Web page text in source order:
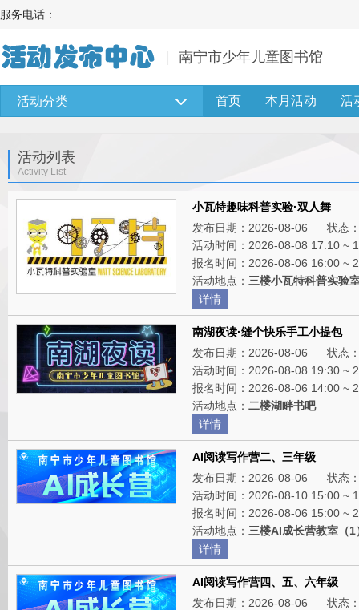
服务电话：
南宁市少年儿童图书馆
活动分类 首页 本月活动 活
活动列表
Activity List
小瓦特趣味科普实验·双人舞
发布日期： 2026-08-06 状态
活动时间： 2026-08-08 17:10 ~
报名时间： 2026-08-06 16:00 ~
活动地点： 三楼小瓦特科普实验
详情
南湖夜读·缝个快乐手工小提包
发布日期： 2026-08-06 状态
活动时间： 2026-08-08 19:30 ~
报名时间： 2026-08-06 14:00 ~
活动地点： 二楼湖畔书吧
详情
AI阅读写作营二、三年级
发布日期： 2026-08-06 状态
活动时间： 2026-08-10 15:00 ~
报名时间： 2026-08-06 15:00 ~
活动地点： 三楼AI成长营教室（1
详情
AI阅读写作营四、五、六年级
发布日期： 2026-08-06 状态